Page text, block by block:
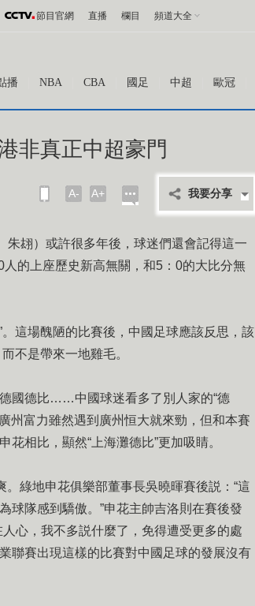
節目官網 直播 欄目 頻道大全
播 NBA CBA 國足 中超 歐冠
非真正中超豪門
A- A+ 我要分享
）或許很多年後，球迷們還會記得這一
的上座歷史新高無關，和5：0的大比分無
這場醜陋的比賽後，中國足球應該反思，該
不是帶來一地雞毛。
國德比……中國球迷看多了別人家的“德
州富力雖然遇到廣州恒大就來勁，但和本賽
相比，顯然“上海灘德比”更加吸睛。
綠地申花俱樂部董事長吳曉暉賽後説：“這
球隊感到驕傲。”申花主帥吉洛則在賽後發
心，我不多説什麼了，免得遭受更多的處
聯賽出現這樣的比賽對中國足球的發展沒有